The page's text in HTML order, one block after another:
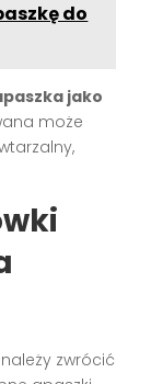
do
jako
może
należy zwrócić